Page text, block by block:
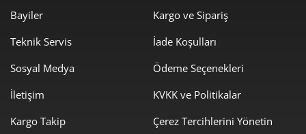
vazgeçilmez aksesuarı olacak. Kadın modellerinde bulunan
ürünler sertifikaları ile gönderilmektedir.
Bayiler
Teknik Servis
Sosyal Medya
İletişim
Kargo Takip
Kargo ve Sipariş
İade Koşulları
Ödeme Seçenekleri
KVKK ve Politikalar
Çerez Tercihlerini Yönetin